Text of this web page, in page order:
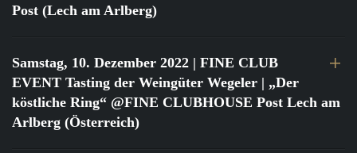
Post (Lech am Arlberg)
Samstag, 10. Dezember 2022 | FINE CLUB
EVENT Tasting der Weingüter Wegeler | „Der
köstliche Ring“ @FINE CLUBHOUSE Post Lech am
Arlberg (Österreich)